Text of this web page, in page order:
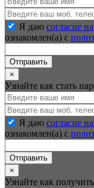
Я даю согласие
ознакомлен(а) с
Отправить
×
Узнайте как стать
Я даю согласие
ознакомлен(а) с
Отправить
×
Узнайте как